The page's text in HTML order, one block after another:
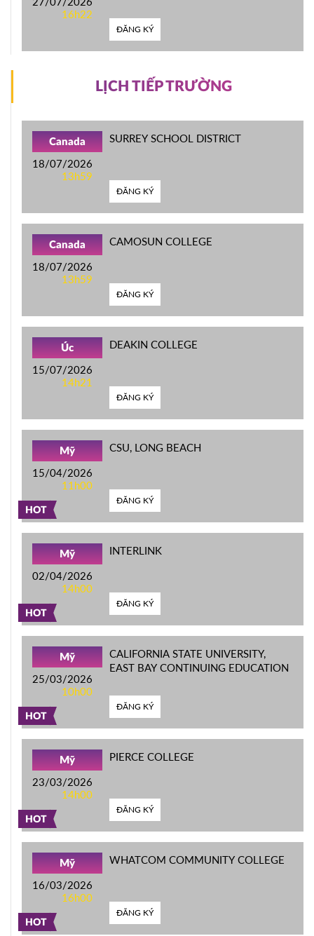
16h22
ĐĂNG KÝ
LỊCH TIẾP TRƯỜNG
Canada
18/07/2026
13h59
SURREY SCHOOL DISTRICT
ĐĂNG KÝ
Canada
18/07/2026
13h59
CAMOSUN COLLEGE
ĐĂNG KÝ
Úc
15/07/2026
14h21
DEAKIN COLLEGE
ĐĂNG KÝ
HOT
Mỹ
15/04/2026
11h00
CSU, LONG BEACH
ĐĂNG KÝ
HOT
Mỹ
02/04/2026
14h00
INTERLINK
ĐĂNG KÝ
HOT
Mỹ
25/03/2026
10h00
CALIFORNIA STATE UNIVERSITY,
EAST BAY CONTINUING EDUCATION
ĐĂNG KÝ
HOT
Mỹ
23/03/2026
14h00
PIERCE COLLEGE
ĐĂNG KÝ
HOT
Mỹ
16/03/2026
16h00
WHATCOM COMMUNITY COLLEGE
ĐĂNG KÝ